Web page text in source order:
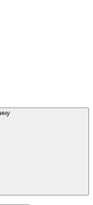
Добавить в корзину